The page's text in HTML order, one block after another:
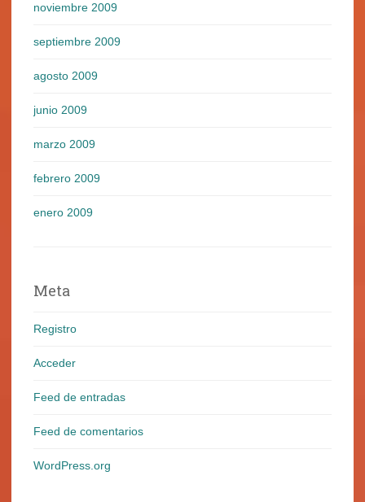
noviembre 2009
septiembre 2009
agosto 2009
junio 2009
marzo 2009
febrero 2009
enero 2009
Meta
Registro
Acceder
Feed de entradas
Feed de comentarios
WordPress.org